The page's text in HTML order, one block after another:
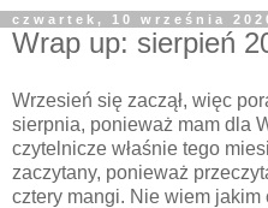
czwartek, 10 września
Wrap up: sierpień
Wrzesień się zaczął, więc
sierpnia, ponieważ mam dla
czytelnicze właśnie tego
zaczytany, ponieważ
cztery mangi. Nie wiem jakim